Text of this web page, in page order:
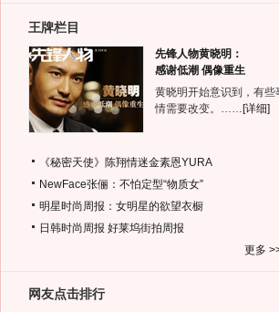
王牌栏目
先锋人物黄晓明：
感谢低潮 偶像重生
黄晓明开始意识到，有些
情需要改变。…… [详细]
《秘密天使》陈翔情迷金素恩YURA
NewFace张俪：不怕定型“物质女”
明星时尚周报：女明星的欲望衣橱
日韩时尚周报 好莱坞街拍周报
更多
网友点击排行